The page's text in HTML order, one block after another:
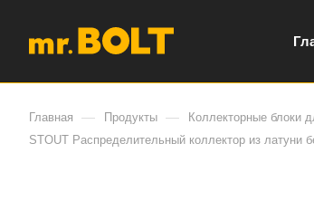
Главная — Продукты — Коллекторные блоки
STOUT Распределительный коллектор из латуни